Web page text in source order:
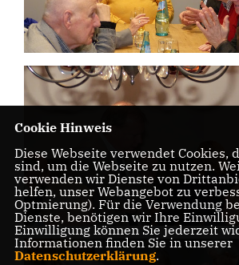
Cookie Hinweis
Diese Webseite verwendet Cookies,
sind, um die Webseite zu nutzen.
verwenden wir Dienste von
helfen, unser Webangebot zu
Optmierung). Für die Verwendung
Dienste, benötigen wir Ihre
Einwilligung können Sie jederzeit
Informationen finden Sie in unserer
Datenschutzerklärung.